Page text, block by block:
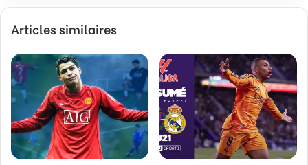
o
r
e
a
d
e
s
s
Articles similaires